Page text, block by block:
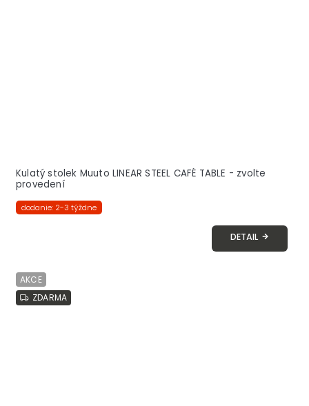
Kulatý stolek Muuto LINEAR STEEL CAFÉ TABLE - zvolte
provedení
dodanie: 2-3 týždne
DETAIL
AKCE
ZDARMA